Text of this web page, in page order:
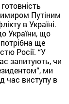
Путіним
в Україні.
України, що
ще
Росії. “У
запитують, чи
ми
час виступу в